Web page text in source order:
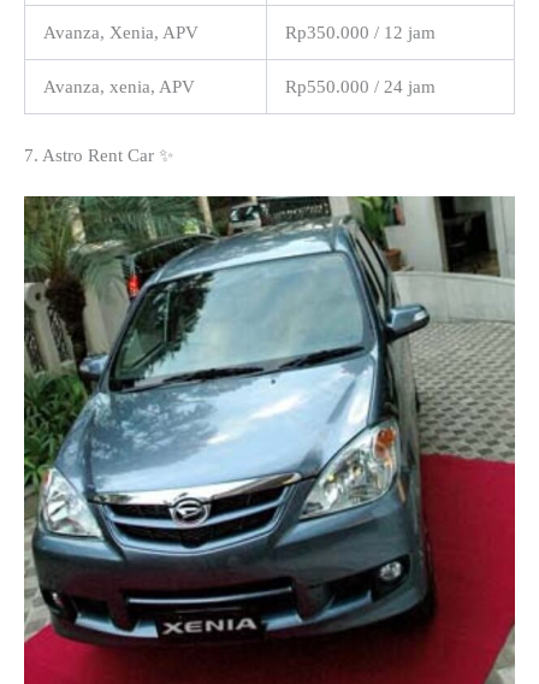
Avanza, Xenia, APV Rp350.000 / 12 jam
Avanza, xenia, APV Rp550.000 / 24 jam
7. Astro Rent Car ✨